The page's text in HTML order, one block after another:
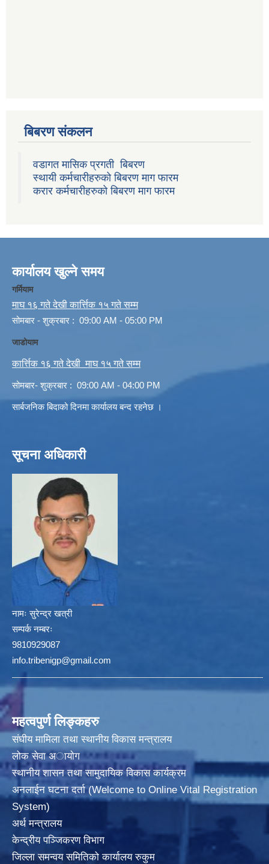
बिबरण संकलन
वडागत मासिक प्रगती बिबरण
स्थायी कर्मचारीहरुको बिबरण माग फारम
करार कर्मचारीहरुको बिबरण माग फारम
कार्यालय खुल्ने समय
गर्मियाम
माघ १६ गते देखी कार्त्तिक १५ गते सम्म
सोमबार - शुक्रबार : 09:00 AM - 05:00 PM
जाडोयाम
कार्त्तिक १६ गते देखी माघ १५ गते सम्म
सोमबार- शुक्रबार : 09:00 AM - 04:00 PM
सार्बजनिक बिदाको दिनमा कार्यालय बन्द रहनेछ ।
सूचना अधिकारी
नामः सुरेन्द्र खत्री
सम्पर्क नम्बरः
9810929087
info.tribenigp@gmail.com
महत्वपुर्ण लिङ्कहरु
संघीय मामिला तथा स्थानीय विकास मन्त्रालय
लोक सेवा अायाेग
स्थानीय शासन तथा सामुदायिक विकास कार्यक्रम
अनलाईन घटना दर्ता (Welcome to Online Vital Registration
System)
अर्थ मन्त्रालय
केन्द्रीय पञ्जिकरण विभाग
जिल्ला समन्वय समितिको कार्यालय रुकुम